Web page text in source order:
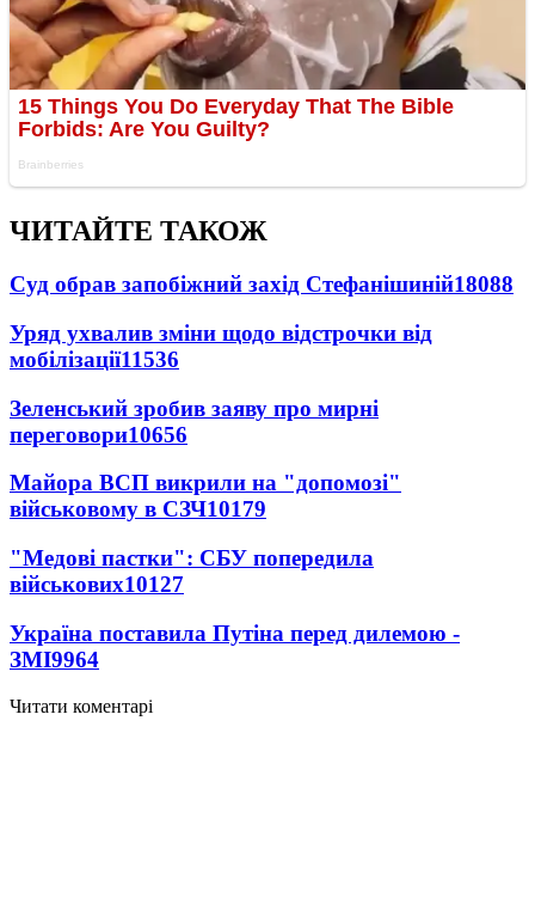
ЧИТАЙТЕ ТАКОЖ
Суд обрав запобіжний захід Стефанішиній18088
Уряд ухвалив зміни щодо відстрочки від
мобілізації11536
Зеленський зробив заяву про мирні
переговори10656
Майора ВСП викрили на "допомозі"
військовому в СЗЧ10179
"Медові пастки": СБУ попередила
військових10127
Україна поставила Путіна перед дилемою -
ЗМІ9964
Читати коментарі